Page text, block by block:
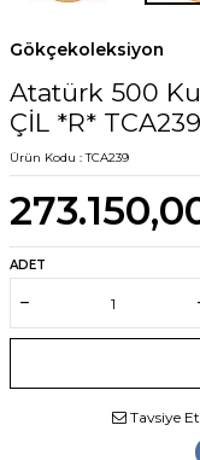
Gökçekoleksiyon
Atatürk 500
ÇİL *R*
Ürün Kodu :TCA239
ADET
Tavsiye Et